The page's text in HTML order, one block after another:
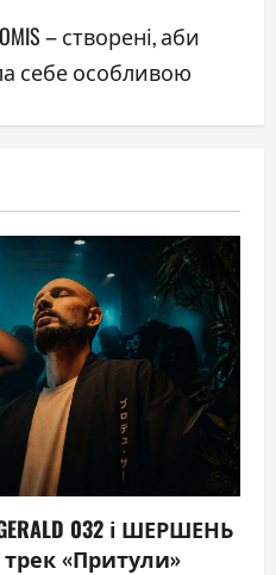
– створені, аби
себе особливою
032 і ШЕРШЕНЬ
«Притули»